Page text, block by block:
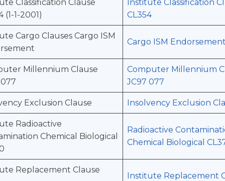
Classification Clause
(1-1-2001)
Institute Classification
CL354
Cargo Clauses Cargo ISM
Cargo ISM
Millennium Clause
Computer Millennium
JC97 077
Exclusion Clause Insolvency Exclusion
Radioactive
Chemical Biological
Radioactive
Chemical Biological
Replacement Clause
Institute Replacement